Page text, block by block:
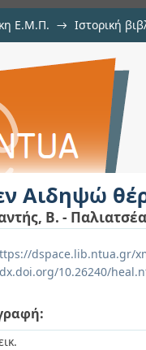
Ε.Μ.Π. → Ιστορική
του
Αιδηψώ
Β. -
dspace.lib.ntua.gr/
10.26240/